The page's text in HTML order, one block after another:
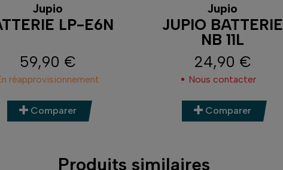
Jupio
LP-E6N
Prix
59,90 €
réapprovisionnement
Comparer
Jupio
JUPIO BATTERIE
NB 11L
Prix
24,90 €
Nous contacter
Comparer
Produits similaires